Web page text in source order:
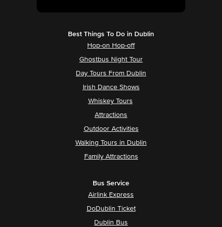
Best Things To Do in Dublin
Hop-on Hop-off
Ghostbus Night Tour
Day Tours From Dublin
Irish Dance Shows
Whiskey Tours
Attractions
Outdoor Activities
Walking Tours in Dublin
Family Attractions
Bus Service
Airlink Express
DoDublin Ticket
Dublin Bus